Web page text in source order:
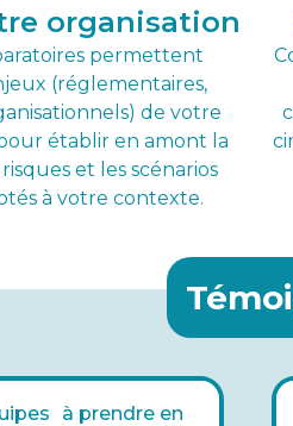
organisation
permettent
(réglementaires,
de votre
établir en amont la
et les scénarios
à votre contexte.
à prendre en